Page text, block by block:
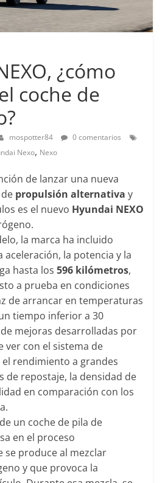
¿cómo
coche de
mospotter84
0 comentarios
Nexo, Nexo
de lanzar una nueva
propulsión alternativa y
es el nuevo Hyundai NEXO
la marca ha incluido
la potencia y la
hasta los 596 kilómetros,
a prueba en condiciones
de arrancar en temperaturas
tiempo inferior a 30
mejoras desarrolladas por
ver con el sistema de
rendimiento a grandes
de repostaje, la densidad de
en comparación con los
un coche de pila de
en el proceso
se produce al mezclar
y que provoca la